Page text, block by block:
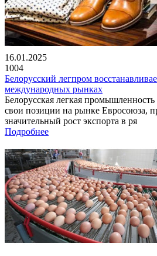
16.01.2025
1004
Белорусский легпром
международных рынках
Белорусская легкая промышленность
свои позиции на рынке Евросоюза,
значительный рост экспорта в ря
Подробнее